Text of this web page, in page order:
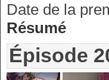
Date de la
Résumé
Épisode